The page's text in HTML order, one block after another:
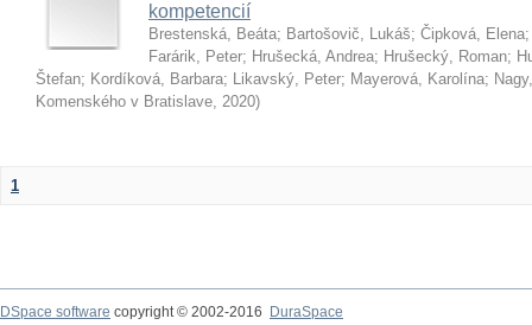
kompetencií
Brestenská, Beáta; Bartošovič, Lukáš; Čipková, Elena
Farárik, Peter; Hrušecká, Andrea; Hrušecký, Roman;
Štefan; Kordíková, Barbara; Likavský, Peter; Mayerová, Karolína;
Komenského v Bratislave, 2020)
1
DSpace software copyright © 2002-2016
DuraSpace